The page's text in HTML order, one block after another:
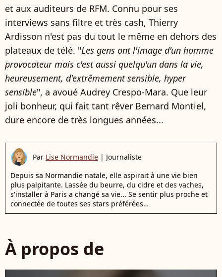
et aux auditeurs de RFM. Connu pour ses
interviews sans filtre et très cash, Thierry
Ardisson n'est pas du tout le même en dehors des
plateaux de télé. "Les gens ont l'image d'un homme
provocateur mais c'est aussi quelqu'un dans la vie,
heureusement, d'extrêmement sensible, hyper
sensible", a avoué Audrey Crespo-Mara. Que leur
joli bonheur, qui fait tant rêver Bernard Montiel,
dure encore de très longues années...
Par Lise Normandie | Journaliste
Depuis sa Normandie natale, elle aspirait à une vie bien
plus palpitante. Lassée du beurre, du cidre et des vaches,
s'installer à Paris a changé sa vie... Se sentir plus proche et
connectée de toutes ses stars préférées…
À propos de